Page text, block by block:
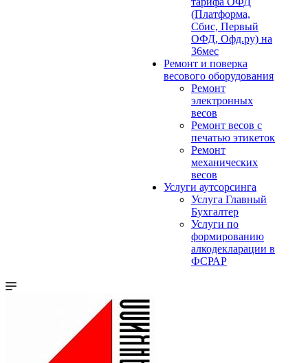
(Платформа,
Сбис, Первый
ОФД, Офд.ру) на
36мес
Ремонт и поверка
весового оборудования
Ремонт
электронных
весов
Ремонт весов с
печатью этикеток
Ремонт
механических
весов
Услуги аутсорсинга
Услуга Главный
Бухгалтер
Услуги по
формированию
алкодекларации в
ФСРАР